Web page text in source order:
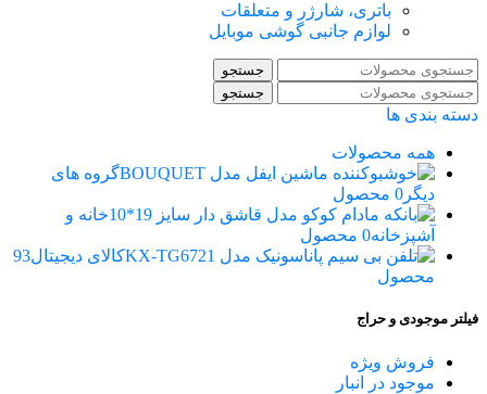
باتری، شارژر و متعلقات
لوازم جانبی گوشی موبایل
جستجو
جستجو
دسته بندی ها
همه محصولات
گروه های
دیگر 0 محصول
خانه و
آشپزخانه0 محصول
کالای دیجیتال93
محصول
فیلتر موجودی و حراج
فروش ویژه
موجود در انبار